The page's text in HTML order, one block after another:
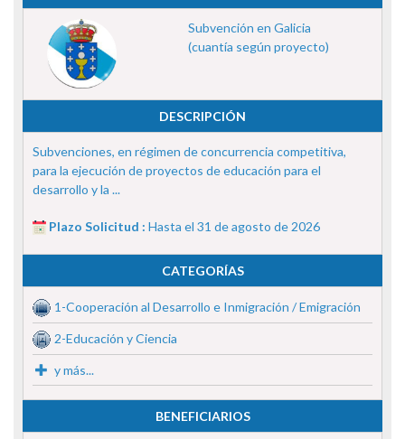
Subvención en Galicia
(cuantía según proyecto)
DESCRIPCIÓN
Subvenciones, en régimen de concurrencia competitiva,
para la ejecución de proyectos de educación para el
desarrollo y la ...
Plazo Solicitud : Hasta el 31 de agosto de 2026
CATEGORÍAS
1-Cooperación al Desarrollo e Inmigración / Emigración
2-Educación y Ciencia
y más...
BENEFICIARIOS